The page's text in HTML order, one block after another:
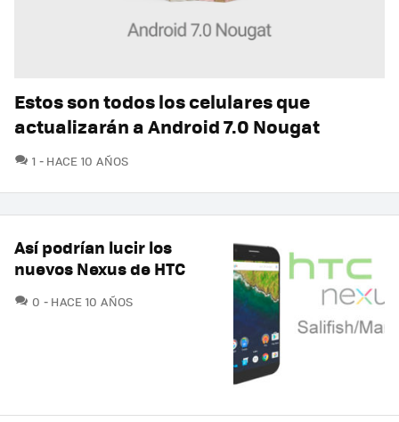
Estos son todos los celulares que
actualizarán a Android 7.0 Nougat
1 COMENTARIOS
HACE 10 AÑOS
Así podrían lucir los
nuevos Nexus de HTC
0 COMENTARIOS
HACE 10 AÑOS